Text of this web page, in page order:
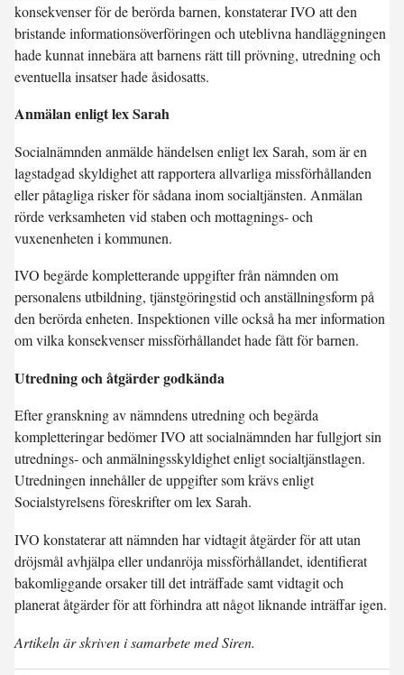
konsekvenser för de berörda barnen, konstaterar IVO att den
bristande informationsöverföringen och uteblivna handläggningen
hade kunnat innebära att barnens rätt till prövning, utredning och
eventuella insatser hade åsidosatts.
Anmälan enligt lex Sarah
Socialnämnden anmälde händelsen enligt lex Sarah, som är en
lagstadgad skyldighet att rapportera allvarliga missförhållanden
eller påtagliga risker för sådana inom socialtjänsten. Anmälan
rörde verksamheten vid staben och mottagnings- och
vuxenenheten i kommunen.
IVO begärde kompletterande uppgifter från nämnden om
personalens utbildning, tjänstgöringstid och anställningsform på
den berörda enheten. Inspektionen ville också ha mer information
om vilka konsekvenser missförhållandet hade fått för barnen.
Utredning och åtgärder godkända
Efter granskning av nämndens utredning och begärda
kompletteringar bedömer IVO att socialnämnden har fullgjort sin
utrednings- och anmälningsskyldighet enligt socialtjänstlagen.
Utredningen innehåller de uppgifter som krävs enligt
Socialstyrelsens föreskrifter om lex Sarah.
IVO konstaterar att nämnden har vidtagit åtgärder för att utan
dröjsmål avhjälpa eller undanröja missförhållandet, identifierat
bakomliggande orsaker till det inträffade samt vidtagit och
planerat åtgärder för att förhindra att något liknande inträffar igen.
Artikeln är skriven i samarbete med Siren.